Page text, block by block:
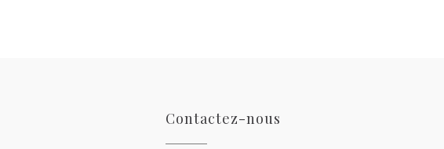
Contactez-nous